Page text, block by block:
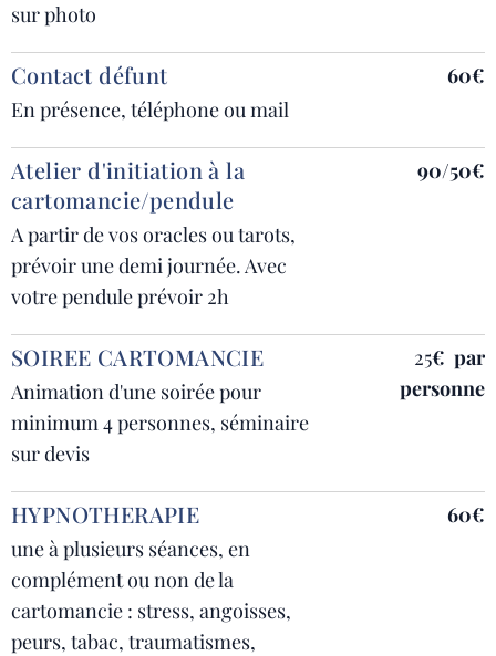
sur photo
Contact défunt
En présence, téléphone ou mail
60€
Atelier d'initiation à la
cartomancie/pendule
A partir de vos oracles ou tarots,
prévoir une demi journée. Avec
votre pendule prévoir 2h
90/50€
SOIREE CARTOMANCIE
Animation d'une soirée pour
minimum 4 personnes, séminaire
sur devis
25€ par
personne
HYPNOTHERAPIE
une à plusieurs séances, en
complément ou non de la
cartomancie : stress, angoisses,
peurs, tabac, traumatismes,
60€